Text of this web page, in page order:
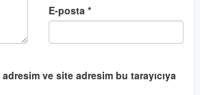
E-posta *
ve site adresim bu tarayıcıya